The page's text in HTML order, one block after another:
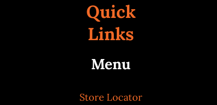
Quick
Links
Menu
Store Locator